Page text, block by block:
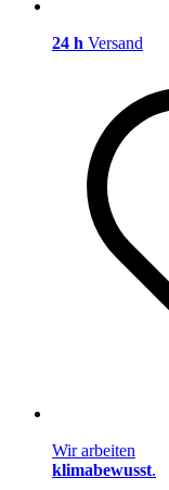
24 h Versand
Wir arbeiten
klimabewusst.